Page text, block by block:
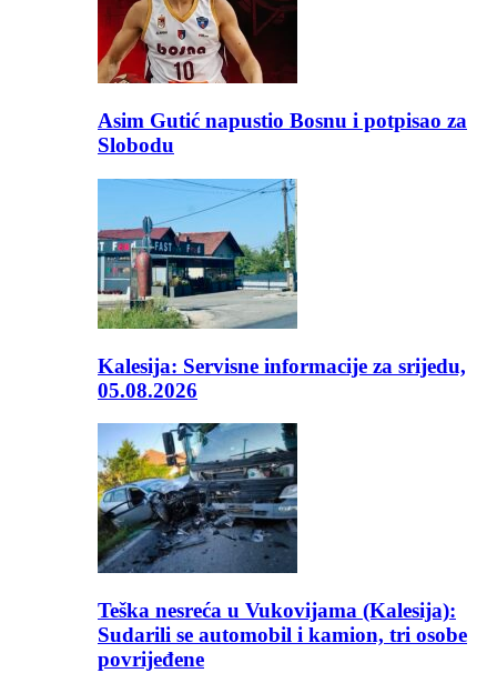
Asim Gutić napustio Bosnu i potpisao za
Slobodu
Kalesija: Servisne informacije za srijedu,
05.08.2026
Teška nesreća u Vukovijama (Kalesija):
Sudarili se automobil i kamion, tri osobe
povrijeđene